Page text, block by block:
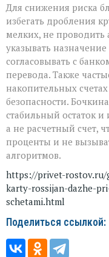
Для снижения риска
избегать дробления
мелких, не
указывать
согласовывать с
перевода. Также
накопительных
безопасности.
стабильный остаток и
а не расчетный счет,
проценты и не
алгоритмов.
https://privet-rostov.ru/
karty-rossijan-dazhe-
schetami.html
Поделиться ссылкой: